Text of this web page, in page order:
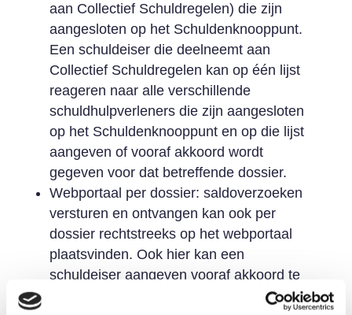
aan Collectief Schuldregelen) die zijn
aangesloten op het Schuldenknooppunt.
Een schuldeiser die deelneemt aan
Collectief Schuldregelen kan op één lijst
reageren naar alle verschillende
schuldhulpverleners die zijn aangesloten
op het Schuldenknooppunt en op die lijst
aangeven of vooraf akkoord wordt
gegeven voor dat betreffende dossier.
Webportaal per dossier: saldoverzoeken
versturen en ontvangen kan ook per
dossier rechtstreeks op het webportaal
plaatsvinden. Ook hier kan een
schuldeiser aangeven vooraf akkoord te
gaan of niet door het juiste bericht terug te